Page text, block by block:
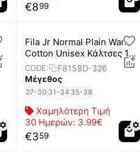
€899
Fila Jr Normal Plain Warm
Cotton Unisex Κάλτσες 1
Ζεύγος
CODE:
F8158D-326
Μέγεθος
27-30 31-34 35-38
Χαμηλότερη Τιμή
30 Ημερών: 3.99€
€359